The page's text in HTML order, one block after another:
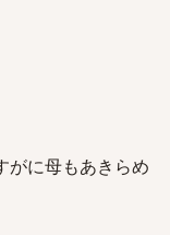
がに母もあきらめ